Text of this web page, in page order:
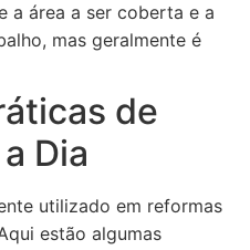
a área a ser coberta e a
mas geralmente é
de
Dia
utilizado em reformas
estão algumas